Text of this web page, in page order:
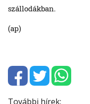
szállodákban.
(ap)
További hírek: